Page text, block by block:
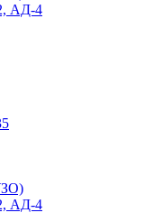
АД-4
АД-4